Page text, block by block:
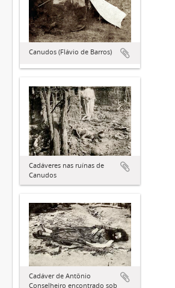
Canudos (Flávio de Barros)
Cadáveres nas ruínas de
Canudos
Cadáver de Antônio
Conselheiro encontrado sob